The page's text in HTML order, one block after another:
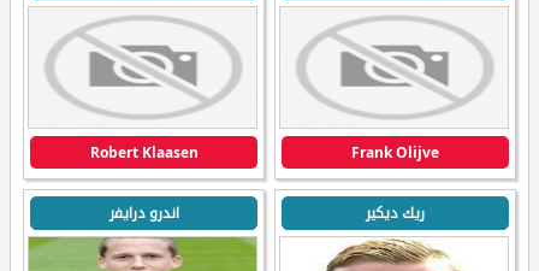
Frank Olijve
Robert Klaasen
ريك ديكير اندرو درايفر